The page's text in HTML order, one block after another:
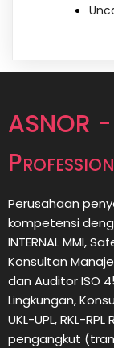
ASNOR -
Perusahaan
kompetensi
INTERNAL MMI,
Konsultan
dan Auditor ISO
Lingkungan,
UKL-UPL, RKL-
pengangkut